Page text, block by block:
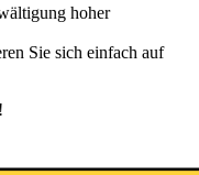
hoher
Sie sich einfach auf
!